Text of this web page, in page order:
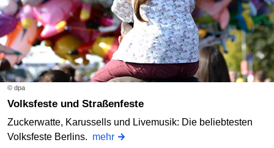
© dpa
Volksfeste und Straßenfeste
Zuckerwatte, Karussells und Livemusik: Die beliebtesten
Volksfeste Berlins. mehr